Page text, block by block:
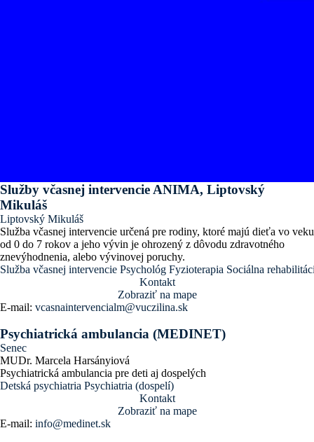
Služby včasnej intervencie ANIMA, Liptovský
Mikuláš
Liptovský Mikuláš
Služba včasnej intervencie určená pre rodiny, ktoré majú dieťa vo veku
od 0 do 7 rokov a jeho vývin je ohrozený z dôvodu zdravotného
znevýhodnenia, alebo vývinovej poruchy.
Služba včasnej intervencie Psychológ Fyzioterapia Sociálna
Kontakt
Zobraziť na mape
E-mail: vcasnaintervencialm@vuczilina.sk
Psychiatrická ambulancia (MEDINET)
Senec
MUDr. Marcela Harsányiová
Psychiatrická ambulancia pre deti aj dospelých
Detská psychiatria Psychiatria (dospelí)
Kontakt
Zobraziť na mape
E-mail: info@medinet.sk